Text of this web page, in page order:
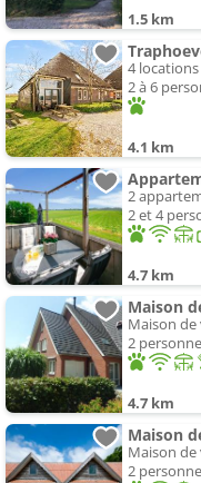
1.5 km
4 locations
2 à 6
4.1 km
2
2 et 4
4.7 km
Maison
Maison de
2
4.7 km
Maison de
2